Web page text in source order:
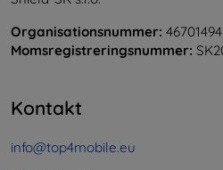
Organisationsnummer: 46701494
Momsregistreringsnummer:
Kontakt
info@top4mobile.eu